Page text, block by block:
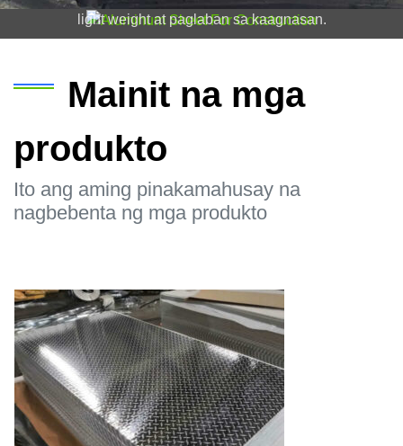
light weight at paglaban sa kaagnasan.
Mainit na mga
produkto
Ito ang aming pinakamahusay na
nagbebenta ng mga produkto